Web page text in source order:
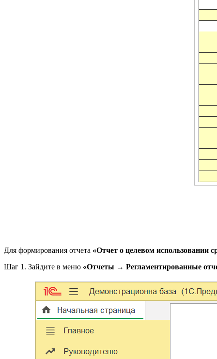
Для формирования отчета «Отчет о целевом использовании
Шаг 1. Зайдите в меню «Отчеты → Регламентированные